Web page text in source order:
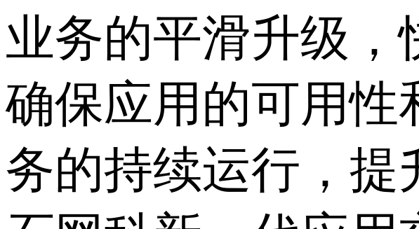
业务的平滑升级，
确保应用的可用性
务的持续运行，提